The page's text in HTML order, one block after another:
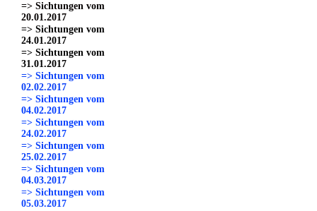
=> Sichtungen vom
20.01.2017
=> Sichtungen vom
24.01.2017
=> Sichtungen vom
31.01.2017
=> Sichtungen vom
02.02.2017
=> Sichtungen vom
04.02.2017
=> Sichtungen vom
24.02.2017
=> Sichtungen vom
25.02.2017
=> Sichtungen vom
04.03.2017
=> Sichtungen vom
05.03.2017